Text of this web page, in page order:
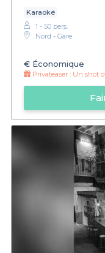
Karaoké
1 - 50 pers.
Nord - Gare
€ Économique
Privateaser : Un shot